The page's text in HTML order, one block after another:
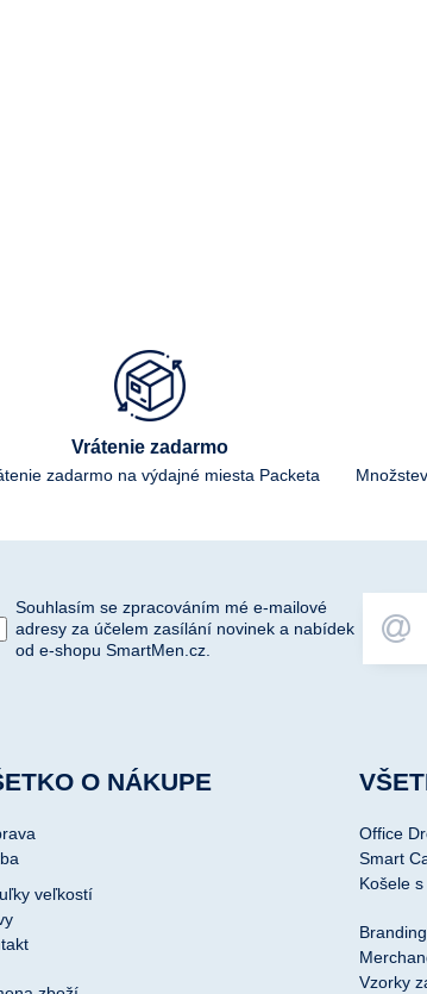
Vrátenie zadarmo
zadarmo na výdajné miesta Packeta
Souhlasím se zpracováním mé e-mailové
adresy za účelem zasílání novinek a nabídek
od e-shopu SmartMen.cz.
O NÁKUPE
veľkostí
Office
Smart
Košele
Branding
Vzorky